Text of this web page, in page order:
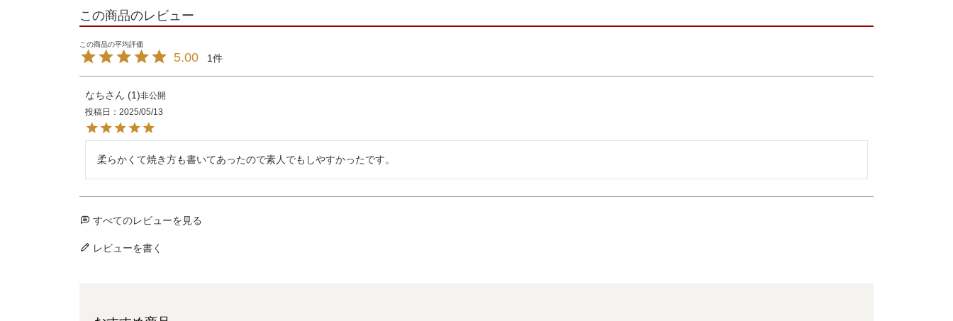
この商品のレビュー
5.00 1
なち 1 非公開
投稿日
2025/05/13
柔らかくて焼き方も書いてあったので素人でもしやすかったです。
すべてのレビューを見る
レビューを書く